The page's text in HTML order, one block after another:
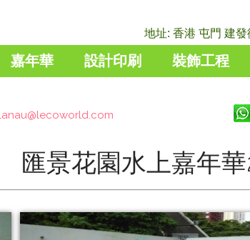
地址: 香港 屯門 建
嘉年華 設計印刷 裝飾工程
匯景花園水上嘉年